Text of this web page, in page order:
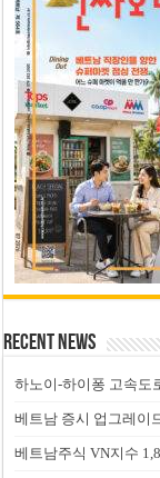
Recent News
하노이-하이퐁 고속도
베트남 증시 업그레이
베트남주식 VN지수